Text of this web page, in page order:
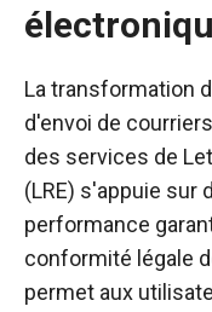
La transformation
d'envoi de
des services de
(LRE) s'appuie
performance
conformité légale
permet aux